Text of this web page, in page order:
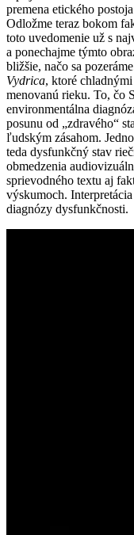
premena etického
Odložme teraz bokom
toto uvedomenie už s
a ponechajme týmto
bližšie, načo sa
Vydrica, ktoré
menovanú rieku. To, čo
environmentálna
posunu od „zdravého“
ľudským zásahom.
teda dysfunkčný stav
obmedzenia
sprievodného textu aj
výskumoch.
diagnózy dysfunkčnosti.